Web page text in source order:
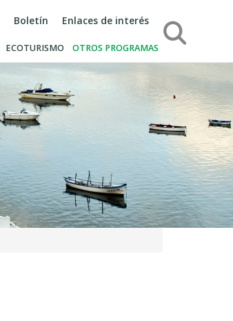
Boletín Enlaces de interés
ECOTURISMO OTROS PROGRAMAS
Búsqueda